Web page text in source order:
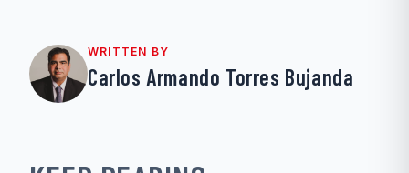
WRITTEN BY
Carlos Armando Torres Bujanda